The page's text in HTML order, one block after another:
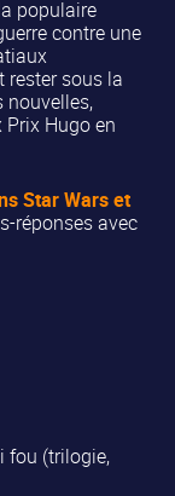
populaire
contre une
rester sous la
nouvelles,
Hugo en
Star Wars et
réponses avec
fou (trilogie,